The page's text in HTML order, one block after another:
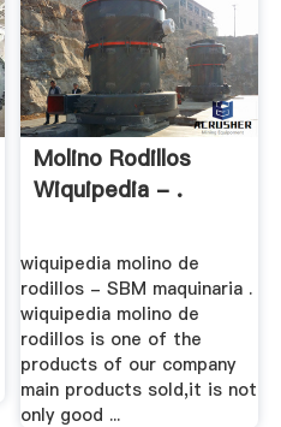
Molino Rodillos
Wiquipedia - .
wiquipedia molino de
rodillos - SBM maquinaria .
wiquipedia molino de
rodillos is one of the
products of our company
main products sold,it is not
only good ...